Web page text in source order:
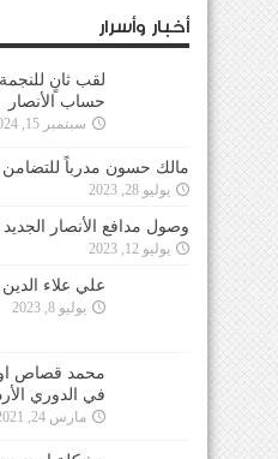
لقب ثانٍ للنجمة مع
مالك حسون مدرباً للتضامن
وصول مدافع الأنصار الجديد
علي علاء الدين يوقع
محمد قصاص اول لاعب
مشكلة ايوب حلت بهدوء